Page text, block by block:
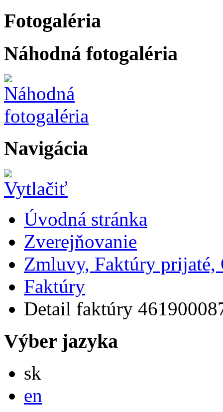
Fotogaléria
Náhodná fotogaléria
Navigácia
Úvodná stránka
Zverejňovanie
Zmluvy, Faktúry prijaté,
Faktúry
Detail faktúry
Výber jazyka
sk
en